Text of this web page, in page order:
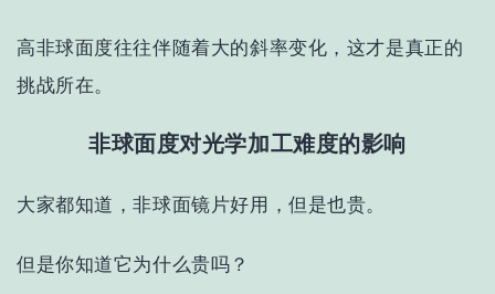
高非球面度往往伴随着大的斜率变化，这才是真正的
挑战所在。
非球面度对光学加工难度的影响
大家都知道，非球面镜片好用，但是也贵。
但是你知道它为什么贵吗？